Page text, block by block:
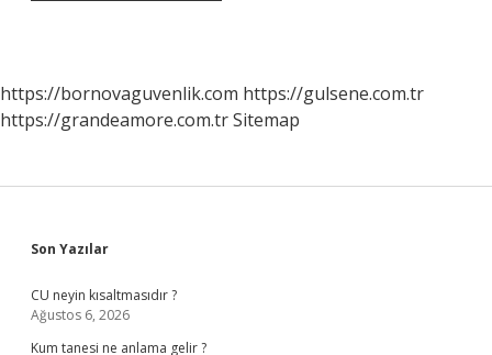
https://bornovaguvenlik.com https://gulsene.com.tr
https://grandeamore.com.trSitemap
Sidebar
Son Yazılar
CU neyin kısaltmasıdır ?
Ağustos 6, 2026
Kum tanesi ne anlama gelir ?